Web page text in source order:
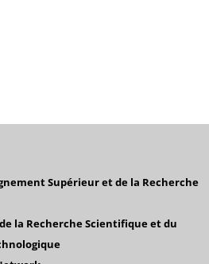
Supérieur et de la Recherche
la Recherche Scientifiqueet du